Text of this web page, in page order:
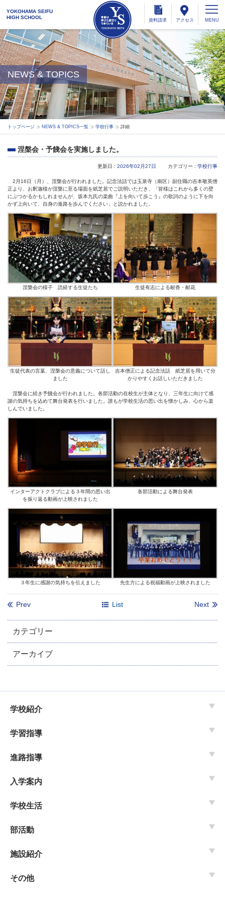
YOKOHAMA SEIFU
HIGH SCHOOL
資料請求 アクセス
NEWS & TOPICS
トップページ NEWS & TOPICS一覧 学校行事 詳細
涅槃会・予餞会を実施しました。
更新日 : 2026年02月27日 カテゴリー : 学校行事
2月16日（月）、涅槃会が行われました。記念法話では玉泉寺（南区）副住職の吉本敬英僧
正より、お釈迦様が涅槃に至る場面を紙芝居でご説明いただき、「皆様はこれから多くの壁
にぶつかるかもしれませんが、坂本九氏の楽曲『上を向いて歩こう』の歌詞のように下を向
かず上向いて、自身の進路を歩んでください」と説かれました。
涅槃会の様子 読経する生徒たち 生徒有志による献香・献花
生徒代表の言葉、涅槃会の意義について話し
ました
吉本僧正による記念法話 紙芝居を用いて分
かりやすくお話しいただきました
涅槃会に続き予餞会が行われました。各部活動の在校生が主体となり、三年生に向けて感
謝の気持ちを込めて舞台発表を行いました。誰もが学校生活の思い出を懐かしみ、心から楽
しんでいました。
インターアクトクラブによる３年間の思い出
を振り返る動画が上映されました
各部活動による舞台発表
３年生に感謝の気持ちを伝えました 先生方による祝福動画が上映されました
Prev List Next
カテゴリー
アーカイブ
学校紹介
学習指導
進路指導
入学案内
学校生活
部活動
施設紹介
その他